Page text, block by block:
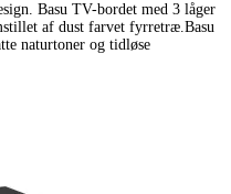
Basu TV-bordet med 3 låger
af dust farvet fyrretræ.Basu
naturtoner og tidløse